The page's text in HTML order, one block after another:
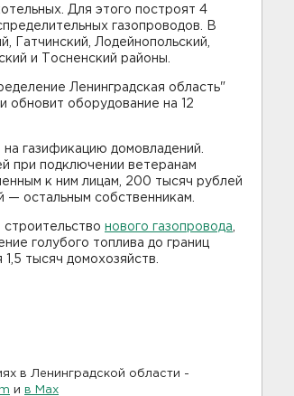
Для этого построят 4
газопроводов. В
Гатчинский, Лодейнопольский,
и Тосненский районы.
Ленинградская область"
обновит оборудование на 12
газификацию домовладений.
при подключении ветеранам
к ним лицам, 200 тысяч рублей
— остальным собственникам.
нового газопровода
голубого топлива до границ
тысяч домохозяйств.
в Ленинградской области -
и в Maх